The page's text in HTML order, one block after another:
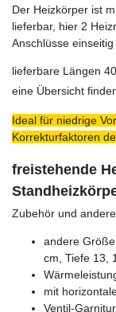
Der Heizkörper ist
lieferbar, hier 2
Anschlüsse
lieferbare Längen
eine Übersicht
Ideal für niedrige
Korrekturfaktoren
freistehende
Zubehör und
andere
cm, Tiefe 13,
mit
Ventil-